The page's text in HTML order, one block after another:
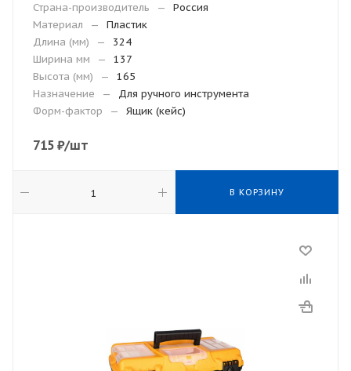
Страна-производитель
—
Россия
Материал
—
Пластик
Длина (мм)
—
324
Ширина мм
—
137
Высота (мм)
—
165
Назначение
—
Для ручного инструмента
Форм-фактор
— Ящик (кейс)
715 ₽/шт
В КОРЗИНУ